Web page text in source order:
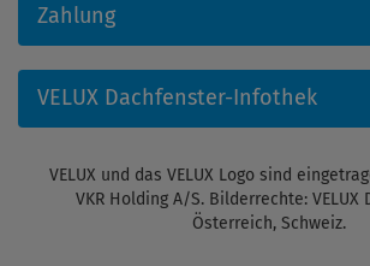
Zahlung
VELUX Dachfenster-Infothek
VELUX und das VELUX Logo sind
VKR Holding A/S. Bilderrechte: VELUX
Österreich, Schweiz.